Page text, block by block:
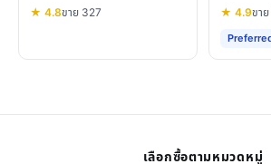
★ 4.8ขาย 327 ★ 4.9ขา
เลือกซื้อตามหมวดหมู่